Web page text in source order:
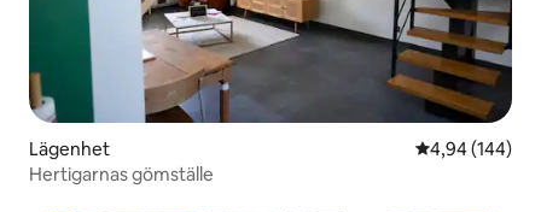
Lägenhet 4,94 av 5 i
4,94 (144)
Hertigarnas gömställe